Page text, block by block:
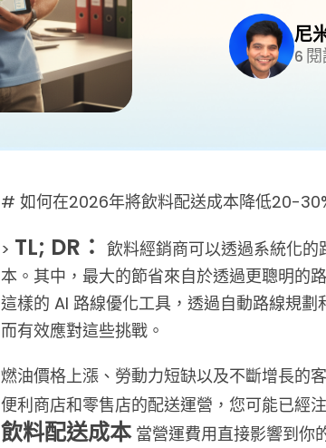
尼
6
# 如何在2026年將飲料配送成本降低20-
> TL; DR： 飲料經銷商可以透過系統化
本。其中，最大的節省來自於透過更聰明的
這樣的 AI 路線優化工具，透過自動路線規
而有效應對這些挑戰。
燃油價格上漲、勞動力短缺以及不斷增長的
便利商店和零售店的配送運營，您可能已經
飲料配送成本當營運費用直接影響到你